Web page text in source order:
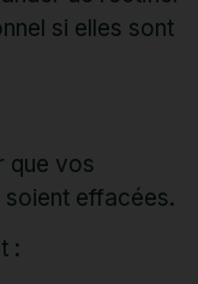
si elles sont
que vos
effacées.
: